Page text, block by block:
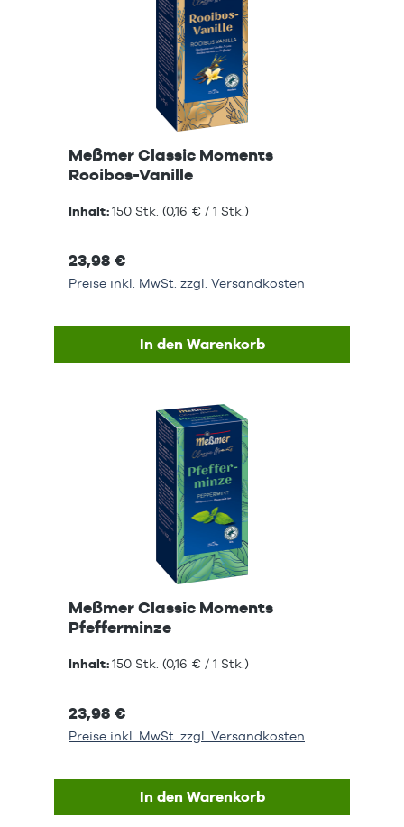
Meßmer Classic Moments
Rooibos-Vanille
Inhalt:150 Stk. (0,16 € / 1 Stk.)
23,98 €
Preise inkl. MwSt. zzgl. Versandkosten
In den Warenkorb
Meßmer Classic Moments
Pfefferminze
Inhalt:150 Stk. (0,16 € / 1 Stk.)
23,98 €
Preise inkl. MwSt. zzgl. Versandkosten
In den Warenkorb